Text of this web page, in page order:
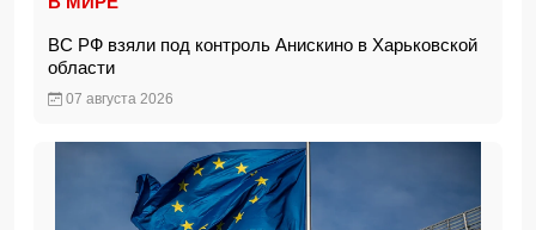
ВС РФ взяли под контроль Анискино в Харьковской
области
07 августа 2026